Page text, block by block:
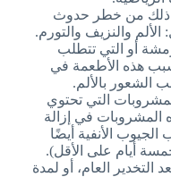
ذلك من خطر حدوث
والنزيف والتورم.
أو التي تتطلب
هذه الأطعمة في
الشعور بالألم.
التي تحتوي
المشروبات في إزالة
الأنفية أيضًا
أيام على الأقل).
لمدة 48 ساعة بعد التخدير العام، أو لمدة